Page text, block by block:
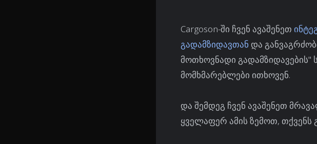
Cargoson-ში ჩვენ ავაშენეთ
გადამზიდავთან და
მოთხოვნადი გადამზიდავების"
მომხმარებლები ითხოვენ.
და შემდეგ ჩვენ ავაშენეთ
ყველაფერ ამის ზემოთ, თქვენს